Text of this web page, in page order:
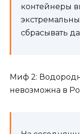
контейнеры
сбрасывать
Миф 2:
невозможна в